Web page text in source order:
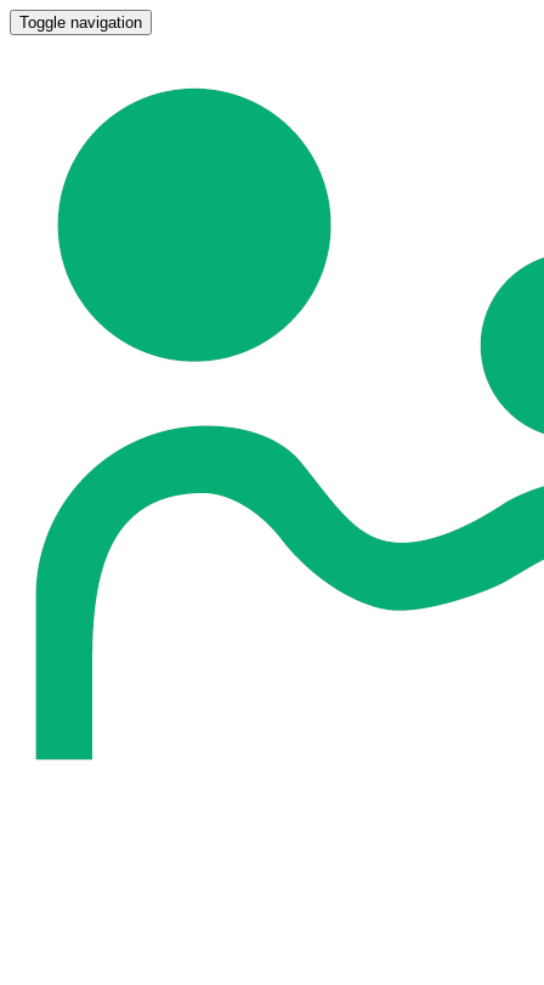
Toggle navigation